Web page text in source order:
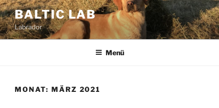
Zum
Inhalt
springen
BALTIC LAB
Labrador
Menü
MONAT: MÄRZ 2021